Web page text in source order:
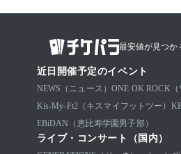
最安値が見つか
近日開催予定のイベント
NEWS（ニュース） ONE OK ROCK（
Kis-My-Ft2（キスマイフットツー）
EBiDAN（恵比寿学園男子部）
ライブ・コンサート（国内）